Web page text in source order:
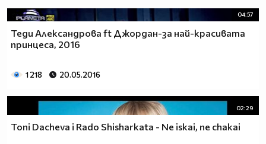
04:57
Теди Александрова ft Джордан-за най-красивата
принцеса, 2016
1 218 20.05.2016
02:29
Toni Dacheva i Rado Shisharkata - Ne iskai, ne chakai